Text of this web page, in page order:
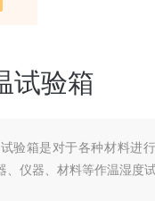
试验箱
验箱是对于各种材料进
仪器、材料等作温湿度试